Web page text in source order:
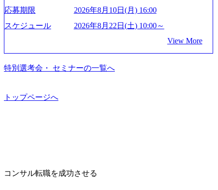
ることも可能です。コンサルタントとしての経験を活かし
ながら自らプロダクト開発や自社の業務改善ができます。
(希望者のみとなります) ● BIG4・アクセンチュアをはじめ
います ● 平均年齢は35歳で、幅広い年齢の方が活躍してい
ます ● インダストリー・ソリューションで区切られていな
い組織です(ワンプール制) ● 海外事業拠点をシンガポールに
ン八重洲 八重洲セントラルタワー8階 受動喫煙対策 : 執務室
かの実務経験を有する方 - MBB及び戦略ファームでのコ
ンサルティング経験2年以上 - BIG4のStrategy部門におけ
域における地域活性アプリ企画支援及び実行支援 ・ロボテ
援 ※その他新規事業や既存デジタルトランスフォーメーシ
ョンの案件が多数 ● マネージャー プロジェクトの管理者と
ケーション、成果物の品質管理、メンバーの育成などを担
う。プロジェクト全体の品質管理や、会社経営の観点から
てプロジェクト全体の品質担保やマネジメント全般を担
材が集結するワケ (https://markezine.jp/article/detail/45446) エン
ジニアからコンサルタントへ。会社に入って、何が変わっ
た？ (https://www.businessinsider.jp/post-288838) プラダ：ラグ
ジュアリー製品のパーソナライゼーション (https://www.acce
m/jp-ja/case-studies/consulting/taisho-pharmaceutical)（ストラテ
s://www.accenture.com/jp-ja/case-studies/communications-media/so
ス） 世界49カ国に約73万人以上（2024年5月時点）の社員を
擁し、世界120以上の国の企業を顧客に売上641億ドルを誇
以上の事業を展開する オールインハウスの組織体制をとっ
ており社内で新しい事業開発などの人員調達できる 独立資
本経営をとっており、事業創造の自由度が高い https://storag
s/20240925162633_7242d0de-3e54-4f03-b076-00318d5c0dff_120
0x644.webp レバレジーズ株式会社 会社説明資料 (https://spea
kerdeck.com/leverages/leverages-hui-she-shao-jie-zi-liao-zhong-tu-
cai-yong-xiang-ke) 「働く人」「事業・サービス」「カルチャ
ps://melev.leverages.jp/) レバレジーズグローバル、大分県より
「外国人留学生等受入環境整備事業委託業務」を受託 (http
UI) レバレジーズで活躍するメンバー紹介！〜 営業職種編
応募期限
2026年8月10日(月) 16:00
スケジュール
2026年8月22日(土) 10:00～
View More
特別選考会・ セミナーの一覧へ
トップページへ
コンサル転職を成功させる